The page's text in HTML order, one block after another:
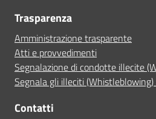
Trasparenza
Amministrazione trasparente
Atti e provvedimenti
Segnalazione di condotte illecite
Segnala gli illeciti
Contatti